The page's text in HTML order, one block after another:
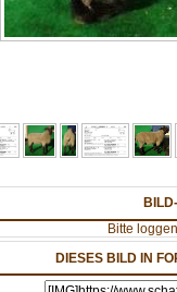
Bitte
DIESES BILD IN